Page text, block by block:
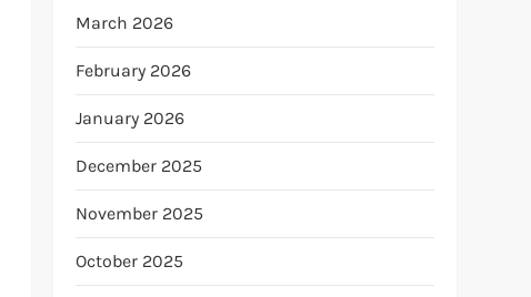
March 2026
February 2026
January 2026
December 2025
November 2025
October 2025